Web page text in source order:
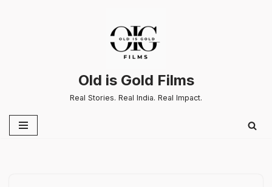
Old is Gold Films
Real Stories. Real India. Real Impact.